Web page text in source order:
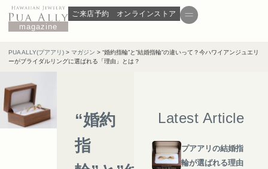
magazine
ご来店予約 オンラインストア
PUA ALLY(プアアリ) > マガジン > “婚約指輪”と”結婚指輪”の違いって？今ハワイアンジュエリ
ーがブライダルリングに選ばれる「理由」とは？
“婚約
指
Latest Article
プアアリの結婚指
輪が選ばれる理由